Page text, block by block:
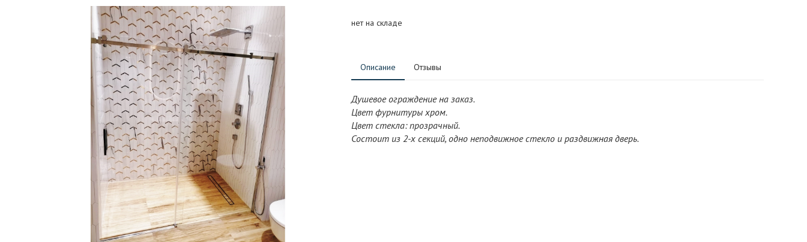
нет на складе
Описание Отзывы
Душевое ограждение на заказ.
Цвет фурнитуры хром.
Цвет стекла: прозрачный.
Состоит из 2-х секций, одно неподвижное стекло и раздвижная дверь.